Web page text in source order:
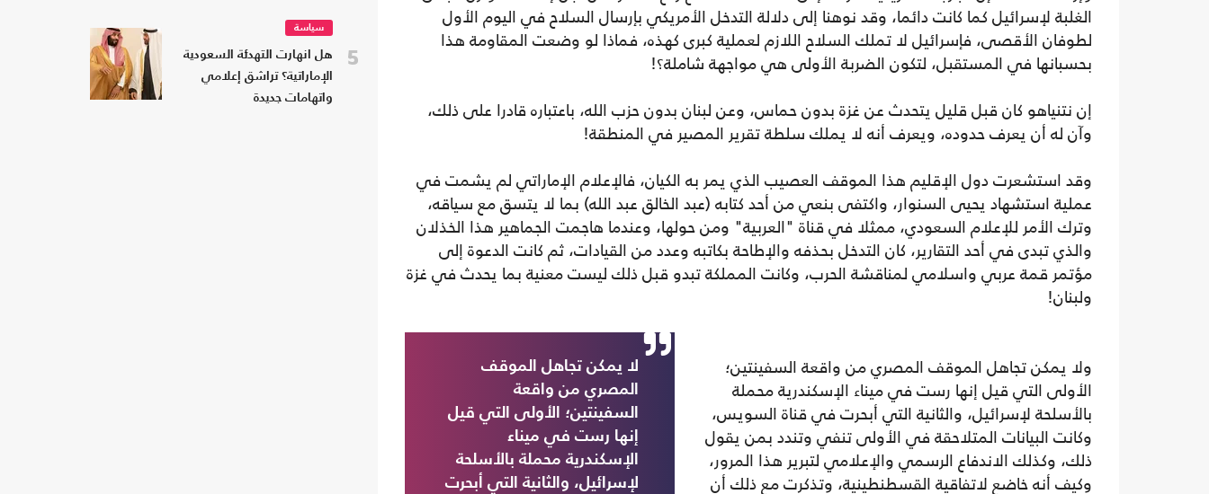
الغلبة لإسرائيل كما كانت دائما، وقد نوهنا إلى دلالة التدخل الأمريكي بإرسال السلاح في اليوم الأول
لطوفان الأقصى، فإسرائيل لا تملك السلاح اللازم لعملية كبرى كهذه، فماذا لو وضعت المقاومة هذا
بحسبانها في المستقبل، لتكون الضربة الأولى هي مواجهة شاملة؟!
إن نتنياهو كان قبل قليل يتحدث عن غزة بدون حماس، وعن لبنان بدون حزب الله، باعتباره قادرا على ذلك،
وآن له أن يعرف حدوده، ويعرف أنه لا يملك سلطة تقرير المصير في المنطقة!
وقد استشعرت دول الإقليم هذا الموقف العصيب الذي يمر به الكيان، فالإعلام الإماراتي لم يشمت في
عملية استشهاد يحيى السنوار، واكتفى بنعي من أحد كتابه (عبد الخالق عبد الله) بما لا يتسق مع سياقه،
وترك الأمر للإعلام السعودي، ممثلا في قناة "العربية" ومن حولها، وعندما هاجمت الجماهير هذا الخذلان
والذي تبدى في أحد التقارير، كان التدخل بحذفه والإطاحة بكاتبه وعدد من القيادات، ثم كانت الدعوة إلى
مؤتمر قمة عربي واسلامي لمناقشة الحرب، وكانت المملكة تبدو قبل ذلك ليست معنية بما يحدث في غزة
ولبنان!
لا يمكن تجاهل الموقف
المصري من واقعة
السفينتين؛ الأولى التي قيل
إنها رست في ميناء
الإسكندرية محملة بالأسلحة
لإسرائيل، والثانية التي أبحرت
ولا يمكن تجاهل الموقف المصري من واقعة السفينتين؛
الأولى التي قيل إنها رست في ميناء الإسكندرية محملة
بالأسلحة لإسرائيل، والثانية التي أبحرت في قناة السويس،
وكانت البيانات المتلاحقة في الأولى تنفي وتندد بمن يقول
ذلك، وكذلك الاندفاع الرسمي والإعلامي لتبرير هذا المرور،
وكيف أنه خاضع لاتفاقية القسطنطينية، وتذكرت مع ذلك أن
5
سياسة
هل انهارت التهدئة السعودية
الإماراتية؟ تراشق إعلامي
واتهامات جديدة